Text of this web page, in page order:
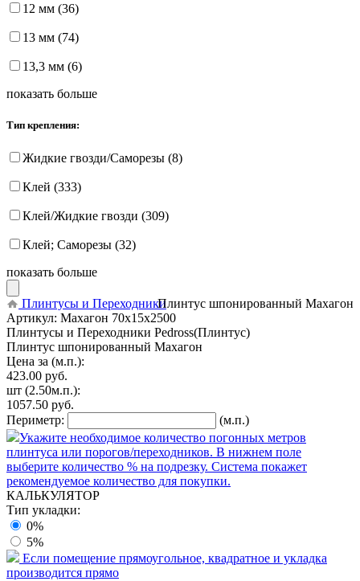
12 мм (36)
13 мм (74)
13,3 мм (6)
показать больше
Тип крепления:
Жидкие гвозди/Саморезы (8)
Клей (333)
Клей/Жидкие гвозди (309)
Клей; Саморезы (32)
показать больше
Плинтусы и ПереходникиПлинтус шпонированный Махагон
Артикул: Махагон 70x15x2500
Плинтусы и Переходники Pedross(Плинтус)
Плинтус шпонированный Махагон
Цена за (м.п.):
423.00 руб.
шт (2.50м.п.):
1057.50 руб.
Периметр:
(м.п.)
Укажите необходимое количество погонных метров
плинтуса или порогов/переходников. В нижнем поле
выберите количество % на подрезку. Система покажет
рекомендуемое количество для покупки.
КАЛЬКУЛЯТОР
Тип укладки:
0%
5%
Если помещение прямоугольное, квадратное и укладка
производится прямо